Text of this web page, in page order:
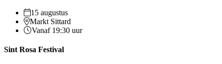
15 augustus
Markt Sittard
Vanaf 19:30 uur
Sint Rosa Festival